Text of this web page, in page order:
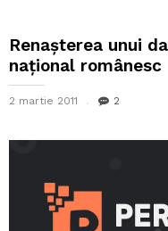
Renaşterea unui
naţional românesc
2 martie 2011 2